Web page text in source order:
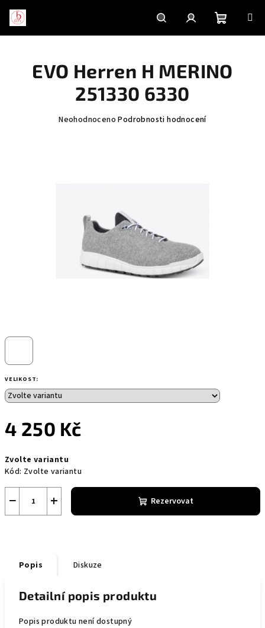
obsah
HledatPřihlášeníNákupní
košík
VELIKOST:
4 250 Kč
cena:
Zvolte variantu
Kód: Zvolte variantu
+
− Rezervovat
EVO Herren H MERINO
251330 6330
Průměrné
Neohodnoceno Podrobnosti hodnocení
Popis Diskuze
Detailní popis produktu
Popis produktu není dostupný